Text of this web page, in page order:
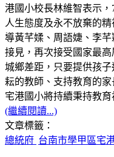
港國小校長林維智表示
人生態度及永不放棄的
導黃芊媃、周語婕、李
接見，再次接受國家最
城鄉差距，只要提供孩
耘的教師、支持教育的
宅港國小將持續秉持教
(繼續閱讀...)
文章標籤：
總統府 台南市學甲區宅